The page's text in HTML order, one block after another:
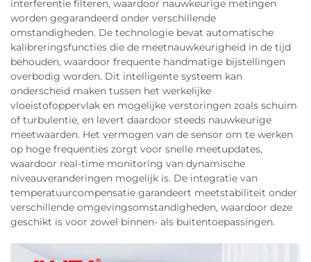
interferentie filteren, waardoor nauwkeurige metingen
worden gegarandeerd onder verschillende
omstandigheden. De technologie bevat automatische
kalibreringsfuncties die de meetnauwkeurigheid in de tijd
behouden, waardoor frequente handmatige bijstellingen
overbodig worden. Dit intelligente systeem kan
onderscheid maken tussen het werkelijke
vloeistofoppervlak en mogelijke verstoringen zoals schuim
of turbulentie, en levert daardoor steeds nauwkeurige
meetwaarden. Het vermogen van de sensor om te werken
op hoge frequenties zorgt voor snelle meetupdates,
waardoor real-time monitoring van dynamische
niveauveranderingen mogelijk is. De integratie van
temperatuurcompensatie garandeert meetstabiliteit onder
verschillende omgevingsomstandigheden, waardoor deze
geschikt is voor zowel binnen- als buitentoepassingen.